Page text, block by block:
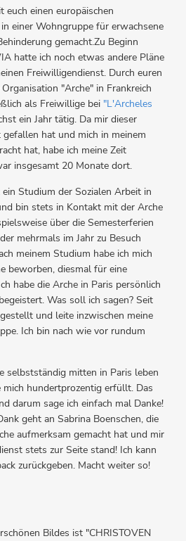
euch einen europäischen
einer Wohngruppe für erwachsene
gemacht.Zu Beginn
hatte ich noch etwas andere Pläne
Freiwilligendienst. Durch euren
"Arche" in Frankreich
als Freiwillige bei "L'Archeles
ein Jahr tätig. Da mir dieser
hat und mich in meinem
hat, habe ich meine Zeit
insgesamt 20 Monate dort.
ein Studium der Sozialen Arbeit in
bin stets in Kontakt mit der Arche
über die Semesterferien
mehrmals im Jahr zu Besuch
meinem Studium habe ich mich
beworben, diesmal für eine
habe die Arche in Paris persönlich
Was soll ich sagen? Seit
und leite inzwischen meine
Ich bin nach wie vor rundum
selbstständig mitten in Paris leben
mich hundertprozentig erfüllt. Das
darum sage ich einfach mal Danke!
geht an Sabrina Boenschen, die
aufmerksam gemacht hat und mir
stets zur Seite stand! Ich kann
zurückgeben. Macht weiter so!
Bildes ist "CHRISTOVEN